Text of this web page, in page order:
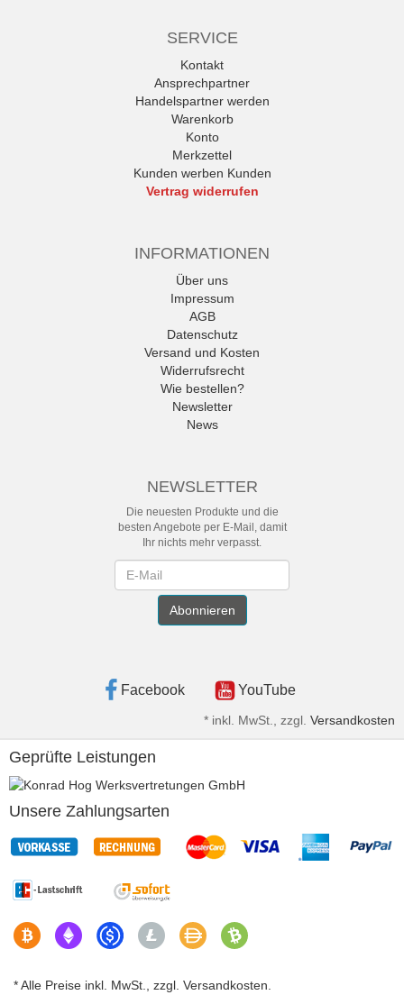
SERVICE
Kontakt
Ansprechpartner
Handelspartner werden
Warenkorb
Konto
Merkzettel
Kunden werben Kunden
Vertrag widerrufen
INFORMATIONEN
Über uns
Impressum
AGB
Datenschutz
Versand und Kosten
Widerrufsrecht
Wie bestellen?
Newsletter
News
NEWSLETTER
Die neuesten Produkte und die
besten Angebote per E-Mail, damit
Ihr nichts mehr verpasst.
Abonnieren
Facebook YouTube
* inkl. MwSt., zzgl. Versandkosten
Geprüfte Leistungen
Unsere Zahlungsarten
* Alle Preise inkl. MwSt., zzgl. Versandkosten.